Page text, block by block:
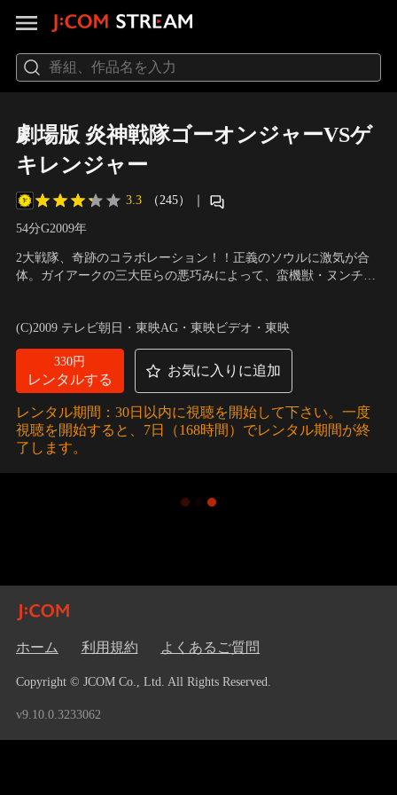
劇場版 炎神戦隊ゴーオンジャーVSゲ
キレンジャー
3.3 （245） ｜
54分G2009年
2大戦隊、奇跡のコラボレーション！！正義のソウルに激気が合
体。ガイアークの三大臣らの悪巧みによって、蛮機獣・ヌンチャ
ジャンは慟哭丸を奪われ、さらにはゴーオンジャーの炎神ソウル
までも奪われてしまう…。
(C)2009 テレビ朝日・東映AG・東映ビデオ・東映
330円
レンタルする
お気に入りに追加
レンタル期間：30日以内に視聴を開始して下さい。一度
視聴を開始すると、7日（168時間）でレンタル期間が終
了します。
ホーム 利用規約 よくあるご質問
Copyright © JCOM Co., Ltd. All Rights Reserved.
v9.10.0.3233062